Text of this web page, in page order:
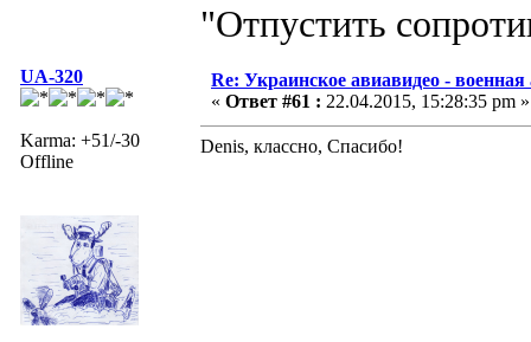
"Отпустить
UA-320
Karma: +51/-30
Offline
Re: Украинское авиавидео -
« Ответ #61 : 22.04.2015, 15:28:35 pm »
Denis, классно, Спасибо!